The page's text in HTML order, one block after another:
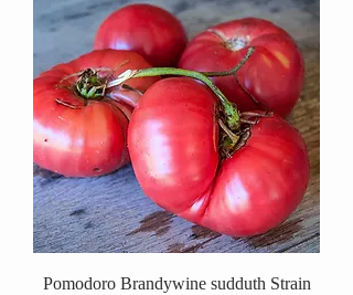
Pomodoro Brandywine sudduth Strain